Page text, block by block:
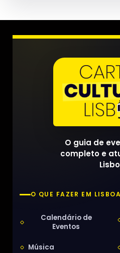
O guia de
completo e
O QUE FAZER EM LISBOA
Calendário de
Eventos
Música